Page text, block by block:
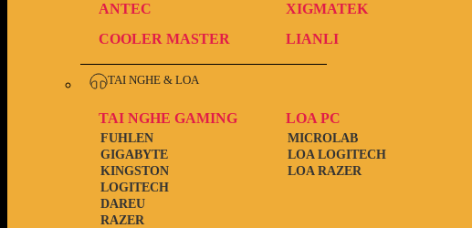
ANTEC
XIGMATEK
COOLER MASTER
LIANLI
TAI NGHE & LOA
TAI NGHE GAMING
RAZER
DAREU
LOGITECH
KINGSTON
GIGABYTE
FUHLEN
LOA PC
LOA RAZER
LOA LOGITECH
MICROLAB